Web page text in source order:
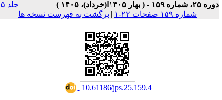
جلد ۲۵
فهرست نسخه ها